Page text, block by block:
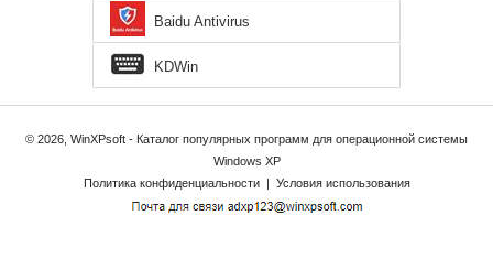
Baidu Antivirus
KDWin
© 2026, WinXPsoft - Каталог популярных программ для операционной системы
Windows XP
Политика конфиденциальности
Условия использования